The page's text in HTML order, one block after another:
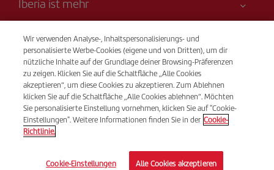
Erklärung zur Barrierefreiheit
Sitemap
Nachhaltigkeit
Iberia-Gruppe
Aktionäre und Investoren
Unsere Allianzen
British Airways
Transparenz
Rechtliche Hinweise
Beförderungs- bedingungen
Fluggastrechte
Allgemeine Geschäftsbedingungen des Iberia Club
Bedingungen für die Registrierung auf iberia.com
Richtlinien zum Schutz personenbezogener Daten
Telefonverkauf
(+41) 848 000 015
Von Montag bis Sonntag 09:00 - 20:00 Uhr (Deutsch und
Französisch). Von Montag bis Sonntag 00:00 - 24:00 Uhr
(Spanisch und Englisch).
© Iberia 2026
Wir verwenden Analyse-, Inhaltspersonalisierungs- und
personalisierte Werbe-Cookies (eigene und von Dritten), um dir
nützliche Inhalte auf der Grundlage deiner Browsing-Präferenzen
zu zeigen. Klicken Sie auf die Schaltfläche „Alle Cookies
akzeptieren“, um diese Cookies zu akzeptieren. Zum Ablehnen
klicken Sie auf die Schaltfläche „Alle Cookies ablehnen“. Möchten
Sie personalisierte Einstellung vornehmen, klicken Sie auf "Cookie-
Einstellungen". Weitere Informationen finden Sie in der Cookie-
Richtlinie.
Cookie-Einstellungen Alle Cookies akzeptieren